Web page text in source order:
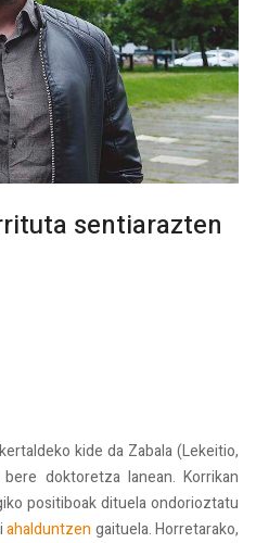
sentiarazten
kide da Zabala (Lekeitio,
doktoretza lanean. Korrikan
positiboak dituela ondorioztatu
ahalduntzen gaituela. Horretarako,